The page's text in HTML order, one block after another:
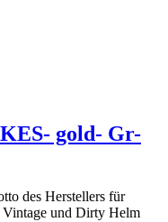
gold- Gr-
des Herstellers für
Vintage und Dirty Helm